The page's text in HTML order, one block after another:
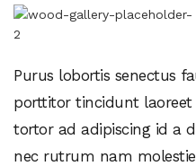
Purus lobortis senectus
porttitor tincidunt
tortor ad adipiscing id a
nec rutrum nam molestie